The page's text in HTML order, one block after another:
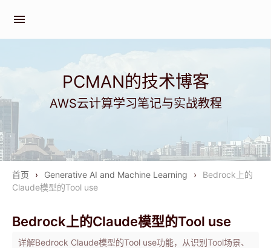
menu
PCMAN的技术博客
AWS云计算学习笔记与实战教程
首页 › Generative AI and Machine Learning ›
Bedrock上的
Claude模型的Tool use
Bedrock上的Claude模型的Tool use
详解Bedrock Claude模型的Tool use功能，从识别Tool场景、